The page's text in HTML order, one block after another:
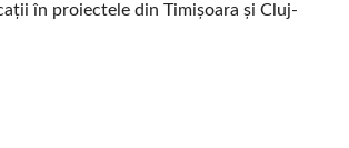
în proiectele din Timișoara și Cluj-